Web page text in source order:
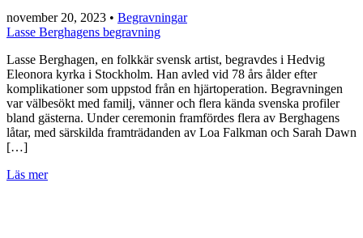
november 20, 2023 • Begravningar
Lasse Berghagens begravning
Lasse Berghagen, en folkkär svensk artist, begravdes i Hedvig
Eleonora kyrka i Stockholm. Han avled vid 78 års ålder efter
komplikationer som uppstod från en hjärtoperation. Begravningen
var välbesökt med familj, vänner och flera kända svenska profiler
bland gästerna. Under ceremonin framfördes flera av Berghagens
låtar, med särskilda framträdanden av Loa Falkman och Sarah Dawn
[…]
Läs mer